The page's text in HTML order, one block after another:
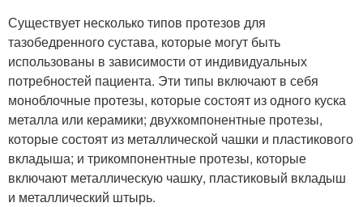
Существует несколько типов протезов для
тазобедренного сустава, которые могут быть
использованы в зависимости от индивидуальных
потребностей пациента. Эти типы включают в себя
моноблочные протезы, которые состоят из одного куска
металла или керамики; двухкомпонентные протезы,
которые состоят из металлической чашки и пластикового
вкладыша; и трикомпонентные протезы, которые
включают металлическую чашку, пластиковый вкладыш
и металлический штырь.